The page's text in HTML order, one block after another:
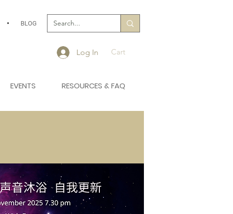
• BLOG
Log In Cart
EVENTS RESOURCES & FAQ